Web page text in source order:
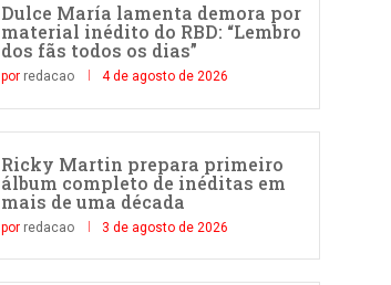
Dulce María lamenta demora por
material inédito do RBD: “Lembro
dos fãs todos os dias”
por redacao 4 de agosto de 2026
Ricky Martin prepara primeiro
álbum completo de inéditas em
mais de uma década
por redacao 3 de agosto de 2026